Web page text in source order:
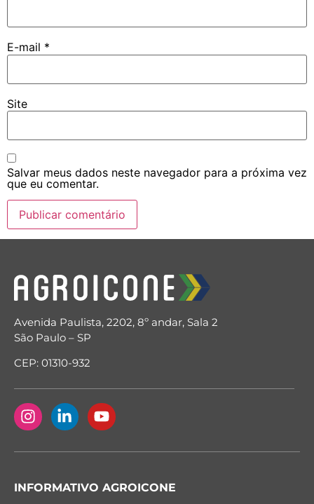
E-mail *
Site
Salvar meus dados neste navegador para a próxima vez
que eu comentar.
Avenida Paulista, 2202, 8º andar, Sala 2
São Paulo – SP
CEP: 01310-932
INFORMATIVO AGROICONE